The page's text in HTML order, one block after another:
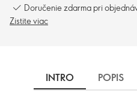
Doručenie zdarma pri
Zistite viac
INTRO POPIS